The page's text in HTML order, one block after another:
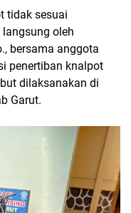
tidak sesuai
oleh
bersama anggota
penertiban knalpot
dilaksanakan di
Garut.